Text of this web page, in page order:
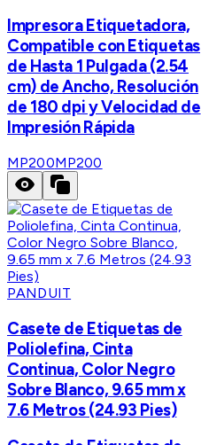
Impresora Etiquetadora,
Compatible con Etiquetas
de Hasta 1 Pulgada (2.54
cm) de Ancho, Resolución
de 180 dpi y Velocidad de
Impresión Rápida
MP200MP200
PANDUIT
Casete de Etiquetas de
Poliolefina, Cinta
Continua, Color Negro
Sobre Blanco, 9.65 mm x
7.6 Metros (24.93 Pies)